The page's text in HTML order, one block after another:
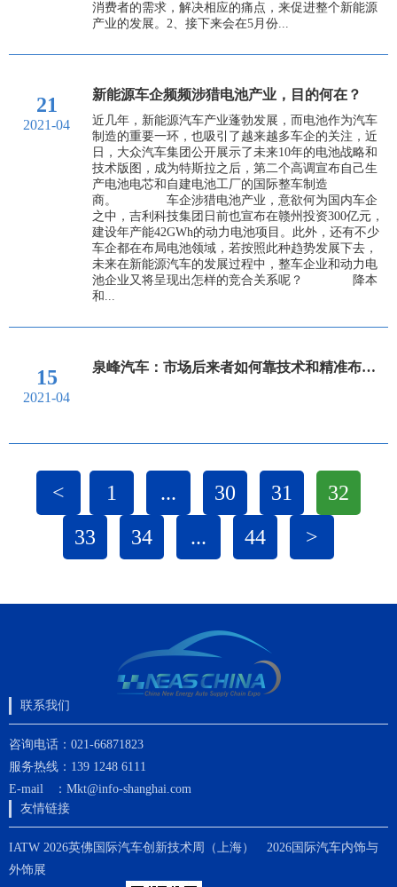
消费者的需求，解决相应的痛点，来促进整个新能源
产业的发展。2、接下来会在5月份...
21
2021-04
新能源车企频频涉猎电池产业，目的何在？
近几年，新能源汽车产业蓬勃发展，而电池作为汽车
制造的重要一环，也吸引了越来越多车企的关注，近
日，大众汽车集团公开展示了未来10年的电池战略和
技术版图，成为特斯拉之后，第二个高调宣布自己生
产电池电芯和自建电池工厂的国际整车制造
商。 车企涉猎电池产业，意欲何为国内车企
之中，吉利科技集团日前也宣布在赣州投资300亿元，
建设年产能42GWh的动力电池项目。此外，还有不少
车企都在布局电池领域，若按照此种趋势发展下去，
未来在新能源汽车的发展过程中，整车企业和动力电
池企业又将呈现出怎样的竞合关系呢？ 降本
和...
15
2021-04
泉峰汽车：市场后来者如何靠技术和精准布局实现逆袭？
< 1 ... 30 31
32
33
34 ... 44 >
联系我们
咨询电话：021-66871823
服务热线：139 1248 6111
E-mail ：Mkt@info-shanghai.com
友情链接
IATW 2026英佛国际汽车创新技术周（上海）
2026国际汽车内饰与
外饰展